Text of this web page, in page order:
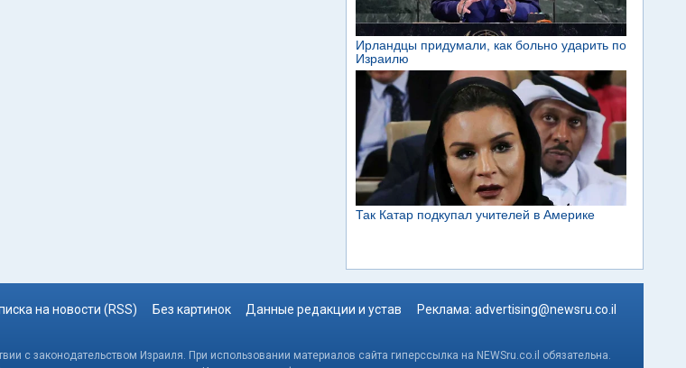
на новости (RSS) Без картинок Данные редакции и устав Реклама: advertising@newsru.co.il
с законодательством Израиля. При использовании материалов сайта гиперссылка на NEWSru.co.il обязательна.